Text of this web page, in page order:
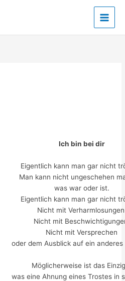
Ich bin bei dir
Eigentlich kann man gar nicht
Man kann nicht ungeschehen
was war oder ist.
Eigentlich kann man gar nicht
Nicht mit
Nicht mit
Nicht mit Versprechen
oder dem Ausblick auf ein anderes
Möglicherweise ist das
was eine Ahnung eines Trostes in